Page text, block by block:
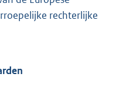
rechterlijke